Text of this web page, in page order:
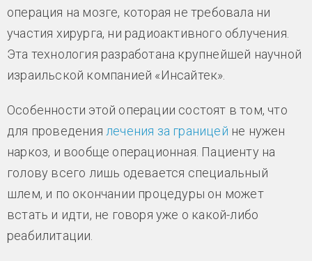
операция на мозге, которая не требовала ни
участия хирурга, ни радиоактивного облучения.
Эта технология разработана крупнейшей научной
израильской компанией «Инсайтек».
Особенности этой операции состоят в том, что
для проведения лечения за границей не нужен
наркоз, и вообще операционная. Пациенту на
голову всего лишь одевается специальный
шлем, и по окончании процедуры он может
встать и идти, не говоря уже о какой-либо
реабилитации.